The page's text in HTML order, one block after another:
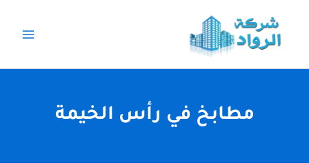
المحتوى
مطابخ في رأس الخيمة